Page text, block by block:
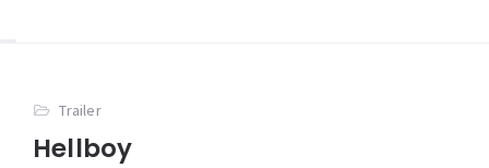
Trailer
Hellboy